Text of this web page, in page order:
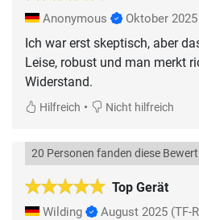
Anonymous Oktober 2025
Ich war erst skeptisch, aber
Leise, robust und man merkt
Widerstand.
Hilfreich • Nicht hilfreich
Top Gerät
20 Personen fanden diese
Wilding August 2025 (TF-